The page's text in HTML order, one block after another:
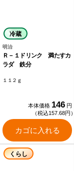
冷蔵
明治
Ｒ－１ドリンク 満たすカ
ラダ 鉄分
１１２ｇ
本体価格 146 円
（税込157.68円）
カゴに入れる
くらし